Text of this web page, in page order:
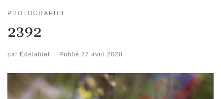
PHOTOGRAPHIE
2392
par Édélahiel Publié 27 avril 2020